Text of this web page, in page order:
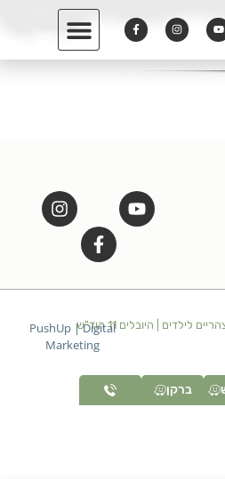
לילדים | היובלים 11 הוד"שPushUp | Digital
Marketing
ברקן